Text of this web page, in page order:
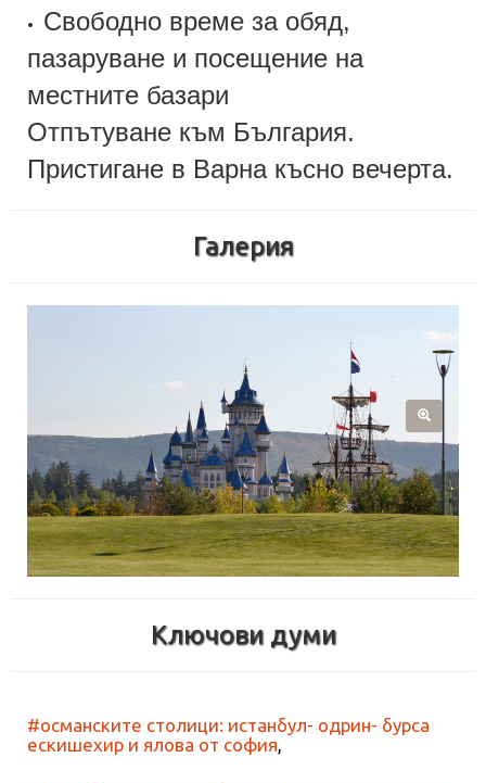
• Свободно време за обяд,
пазаруване и посещение на
местните базари
Отпътуване към България.
Пристигане в Варна късно вечерта.
Галерия
Ключови думи
#османските столици: истанбул- одрин- бурса
ескишехир и ялова от софия,